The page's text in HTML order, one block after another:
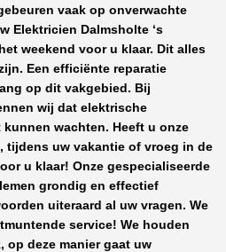
vaak op onverwachte
Elektricien Dalmsholte ‘s
weekend voor u klaar. Dit alles
Een efficiënte reparatie
op dit vakgebied. Bij
wij dat elektrische
wachten. Heeft u onze
tijdens uw vakantie of vroeg in de
u klaar! Onze gespecialiseerde
grondig en effectief
uiteraard al uw vragen. We
service! We houden
op deze manier gaat uw